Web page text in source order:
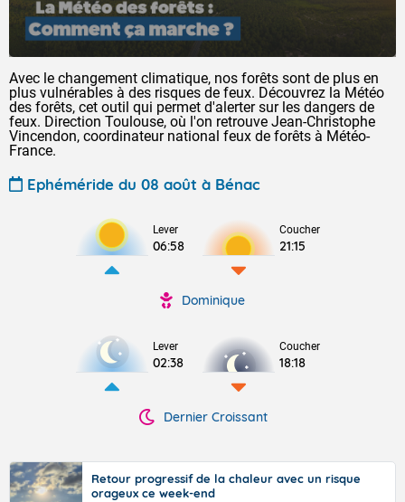
Avec le changement climatique, nos forêts sont de plus en
plus vulnérables à des risques de feux. Découvrez la Météo
des forêts, cet outil qui permet d'alerter sur les dangers de
feux. Direction Toulouse, où l'on retrouve Jean-Christophe
Vincendon, coordinateur national feux de forêts à Météo-
France.
Ephéméride du 08 août à Bénac
Lever
06:58
Coucher
21:15
Dominique
Lever
02:38
Coucher
18:18
Dernier Croissant
Retour progressif de la chaleur avec un risque
orageux ce week-end